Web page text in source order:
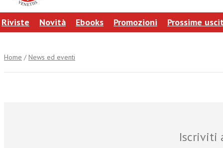
Riviste Novità Ebooks Promozioni Prossime
Home / News ed eventi
Iscriviti